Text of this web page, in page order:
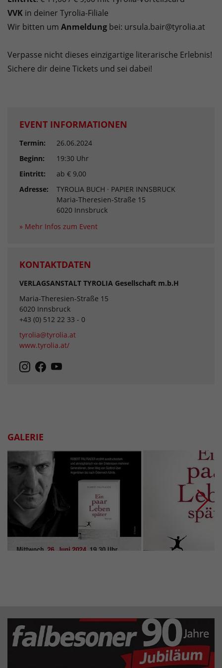
VVK in deiner Tyrolia-Filiale
Wir bitten um Anmeldung bei: ursula.bair@tyrolia.at
Verpasse nicht dieses einzigartige literarische Erlebnis!
Sichere dir deine Tickets und sei dabei!
EVENT INFORMATIONEN
Termin:
26.06.2024
Beginn:
19:30 Uhr
Eintritt:
ab € 9,00
Adresse:
TYROLIA BUCH · PAPIER INNSBRUCK
Maria-Theresien-Straße 15
6020 Innsbruck
» Mehr Infos zum Event
KONTAKTDATEN
VERLAGSANSTALT TYROLIA Gesellschaft m.b.H
Maria-Theresien-Straße 15
6020 Innsbruck
+43 (0) 512 22 33 - 0
tyrolia@tyrolia.at
www.tyrolia.at/
GALERIE